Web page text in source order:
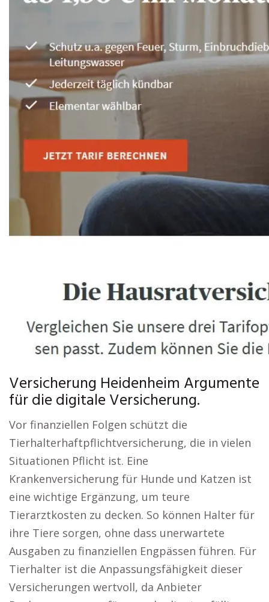
Versicherung Heidenheim Argumente
für die digitale Versicherung.
Vor finanziellen Folgen schützt die
Tierhalterhaftpflichtversicherung, die in vielen
Situationen Pflicht ist. Eine
Krankenversicherung für Hunde und Katzen ist
eine wichtige Ergänzung, um teure
Tierarztkosten zu decken. So können Halter für
ihre Tiere sorgen, ohne dass unerwartete
Ausgaben zu finanziellen Engpässen führen. Für
Tierhalter ist die Anpassungsfähigkeit dieser
Versicherungen wertvoll, da Anbieter